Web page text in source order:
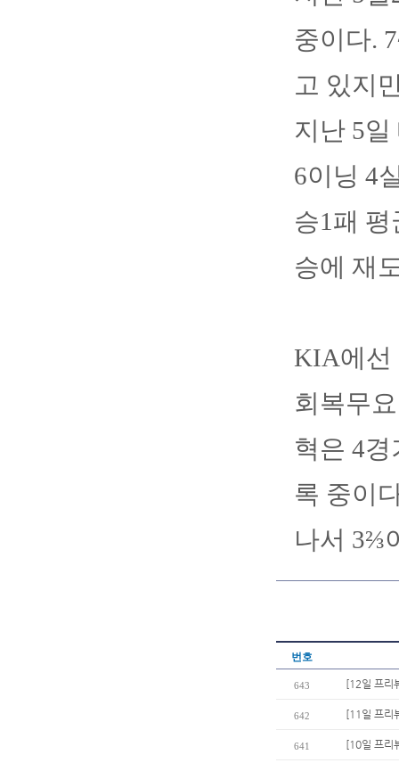
중이다.
고 있지
지난 5
6이닝 4
승1패
승에 재
KIA에선
회복무
혁은 4
록 중이
나서 3⅔
번호
643 [12일 프리
642 [11일 프리
641 [10일 프리